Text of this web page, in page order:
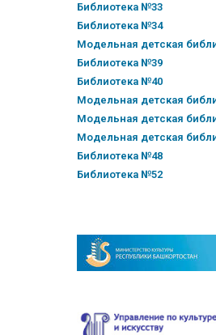
Библиотека №33
Библиотека №34
Модельная детская
Библиотека №39
Библиотека №40
Модельная детская
Модельная детская
Модельная детская
Библиотека №48
Библиотека №52